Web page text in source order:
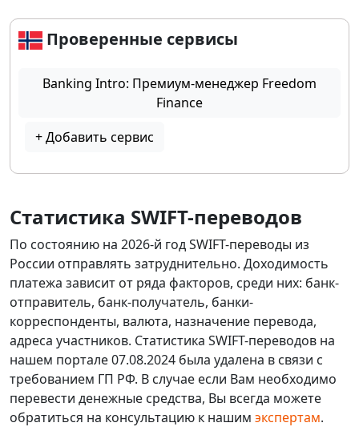
Проверенные сервисы
Banking Intro: Премиум-менеджер Freedom
Finance
+ Добавить сервис
Статистика SWIFT-переводов
По состоянию на 2026-й год SWIFT-переводы из
России отправлять затруднительно. Доходимость
платежа зависит от ряда факторов, среди них: банк-
отправитель, банк-получатель, банки-
корреспонденты, валюта, назначение перевода,
адреса участников. Статистика SWIFT-переводов на
нашем портале 07.08.2024 была удалена в связи с
требованием ГП РФ. В случае если Вам необходимо
перевести денежные средства, Вы всегда можете
обратиться на консультацию к нашим экспертам.